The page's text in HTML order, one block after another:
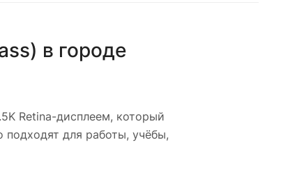
в городе
Retina-дисплеем, который
подходят для работы, учёбы,